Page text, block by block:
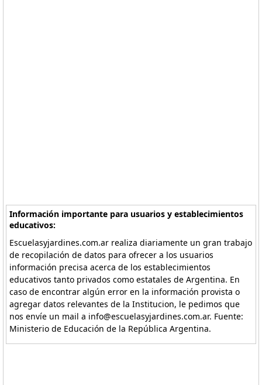
Información importante para usuarios y establecimientos
educativos:
Escuelasyjardines.com.ar realiza diariamente un gran trabajo
de recopilación de datos para ofrecer a los usuarios
información precisa acerca de los establecimientos
educativos tanto privados como estatales de Argentina. En
caso de encontrar algún error en la información provista o
agregar datos relevantes de la Institucion, le pedimos que
nos envíe un mail a info@escuelasyjardines.com.ar. Fuente:
Ministerio de Educación de la República Argentina.